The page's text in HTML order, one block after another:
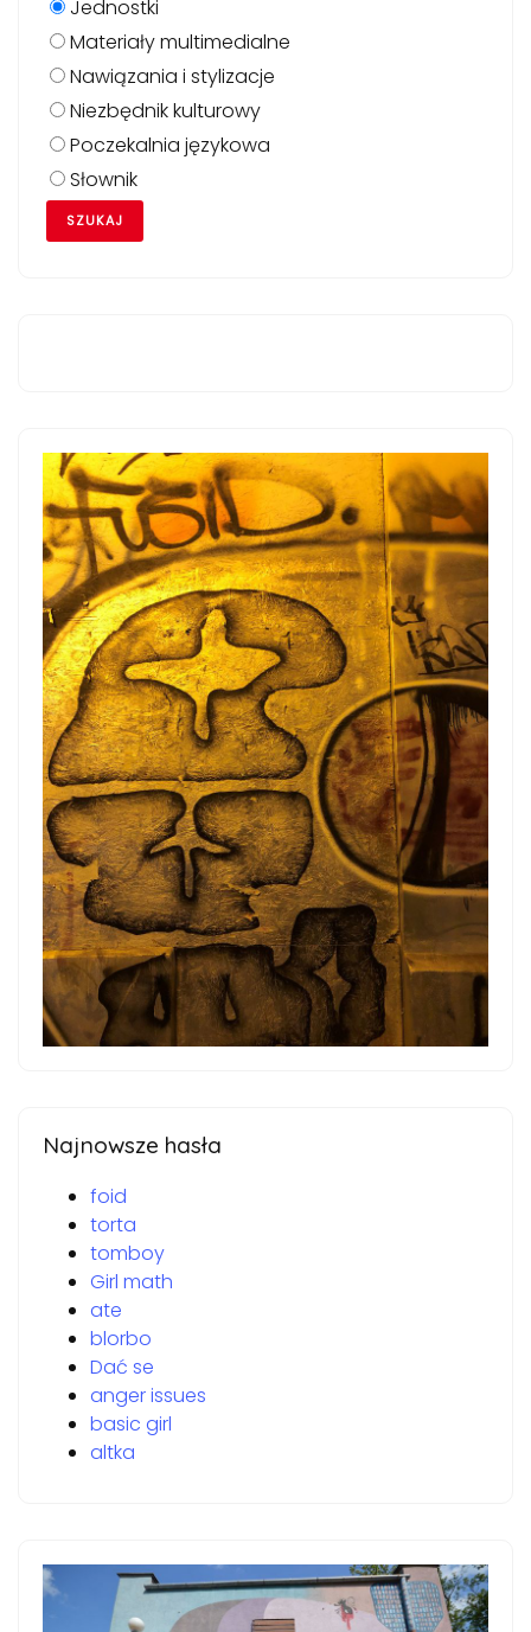
Jednostki
Materiały multimedialne
Nawiązania i stylizacje
Niezbędnik kulturowy
Poczekalnia językowa
Słownik
Najnowsze hasła
foid
torta
tomboy
Girl math
ate
blorbo
Dać se
anger issues
basic girl
altka